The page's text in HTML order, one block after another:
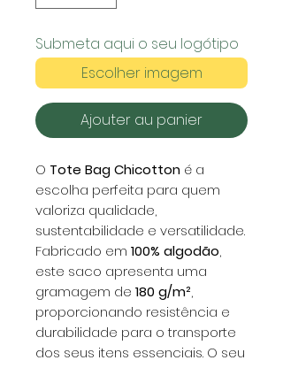
Submeta aqui o seu logótipo
Escolher imagem
Ajouter au panier
O Tote Bag Chicotton é a
escolha perfeita para quem
valoriza qualidade,
sustentabilidade e versatilidade.
Fabricado em 100% algodão,
este saco apresenta uma
gramagem de 180 g/m²,
proporcionando resistência e
durabilidade para o transporte
dos seus itens essenciais. O seu